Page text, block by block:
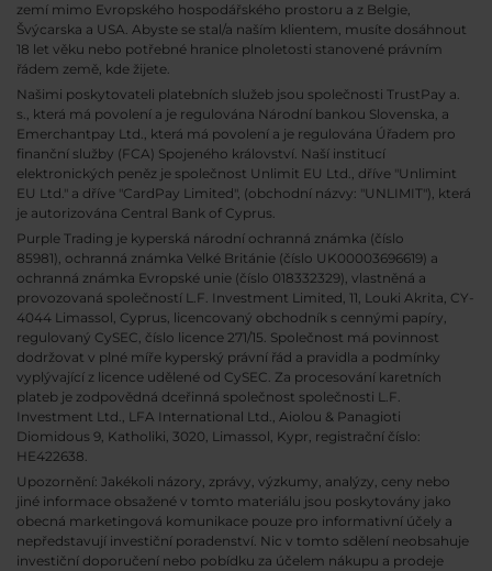
zemí mimo Evropského hospodářského prostoru a z Belgie,
Švýcarska a USA. Abyste se stal/a naším klientem, musíte dosáhnout
18 let věku nebo potřebné hranice plnoletosti stanovené právním
řádem země, kde žijete.
Našimi poskytovateli platebních služeb jsou společnosti TrustPay a.
s., která má povolení a je regulována Národní bankou Slovenska, a
Emerchantpay Ltd., která má povolení a je regulována Úřadem pro
finanční služby (FCA) Spojeného království. Naší institucí
elektronických peněz je společnost Unlimit EU Ltd., dříve "Unlimint
EU Ltd." a dříve "CardPay Limited", (obchodní názvy: "UNLIMIT"), která
je autorizována Central Bank of Cyprus.
Purple Trading je kyperská národní ochranná známka (číslo
85981), ochranná známka Velké Británie (číslo UK00003696619) a
ochranná známka Evropské unie (číslo 018332329), vlastněná a
provozovaná společností L.F. Investment Limited, 11, Louki Akrita, CY-
4044 Limassol, Cyprus, licencovaný obchodník s cennými papíry,
regulovaný CySEC, číslo licence 271/15. Společnost má povinnost
dodržovat v plné míře kyperský právní řád a pravidla a podmínky
vyplývající z licence udělené od CySEC. Za procesování karetních
plateb je zodpovědná dceřinná společnost společnosti L.F.
Investment Ltd., LFA International Ltd., Aiolou & Panagioti
Diomidous 9, Katholiki, 3020, Limassol, Kypr, registrační číslo:
HE422638.
Upozornění: Jakékoli názory, zprávy, výzkumy, analýzy, ceny nebo
jiné informace obsažené v tomto materiálu jsou poskytovány jako
obecná marketingová komunikace pouze pro informativní účely a
nepředstavují investiční poradenství. Nic v tomto sdělení neobsahuje
investiční doporučení nebo pobídku za účelem nákupu a prodeje